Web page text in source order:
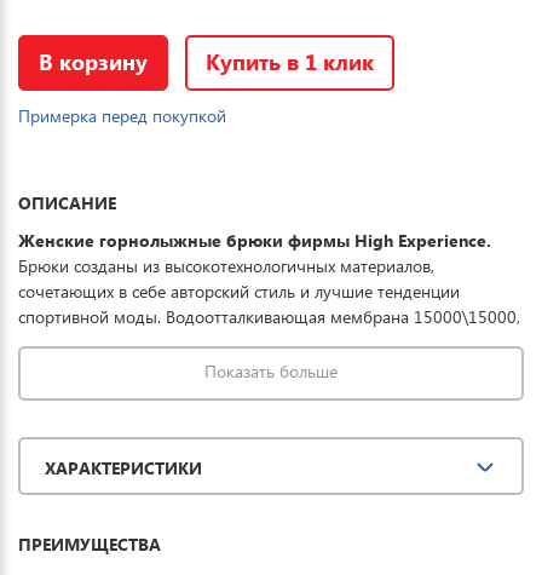
В корзину Купить в 1 клик
Примерка перед покупкой
ОПИСАНИЕ
Женские горнолыжные брюки фирмы High Experience.
Брюки созданы из высокотехнологичных материалов,
сочетающих в себе авторский стиль и лучшие тенденции
спортивной моды. Водоотталкивающая мембрана 15000\15000,
полностью проклеенные швы предохраняют от намокания.
Экологический утеплитель DuPont Sorona выдерживает
температурный режим до -30°.Отличная модель для
Показать больше
ХАРАКТЕРИСТИКИ
ПРЕИМУЩЕСТВА